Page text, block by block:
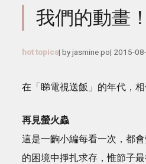
我們的動畫！
hot topics| byjasmine po| 2015-
在「睇電視送飯」的年代，
再見螢火蟲
這是一齣小編每看一次，都
的困境中掙扎求存，惟節子